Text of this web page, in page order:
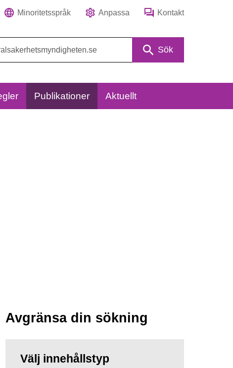
Minoritetsspråk Anpassa Kontakt
Sök
Publikationer Aktuellt
Avgränsa din sökning
Välj innehållstyp